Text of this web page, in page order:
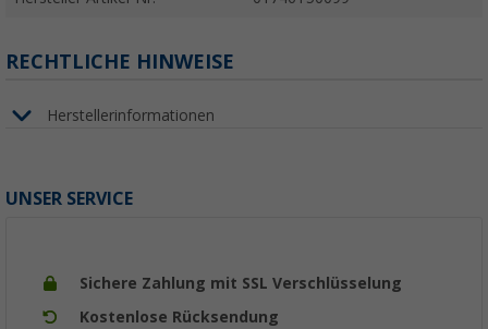
RECHTLICHE HINWEISE
Herstellerinformationen
UNSER SERVICE
Sichere Zahlung mit SSL Verschlüsselung
Kostenlose Rücksendung